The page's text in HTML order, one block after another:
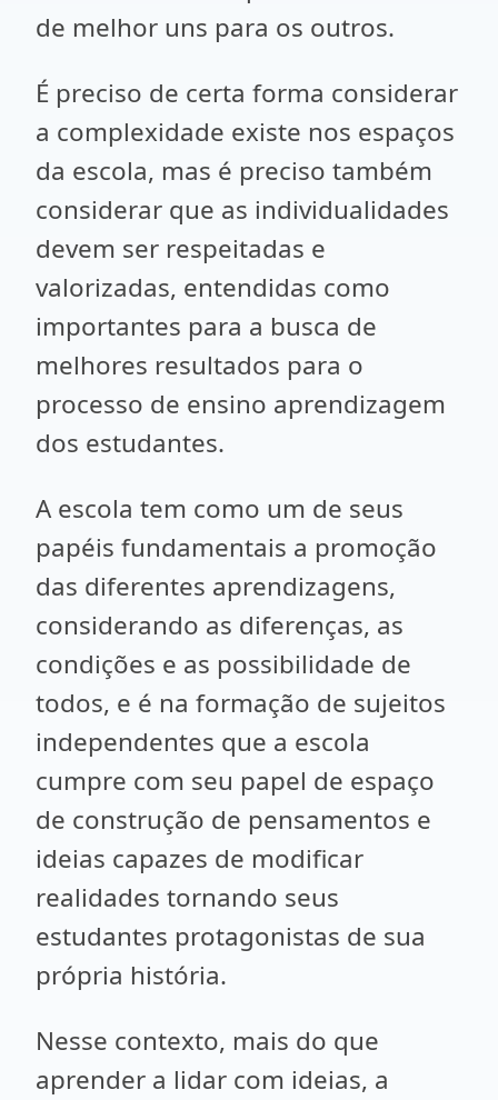
de melhor uns para os outros.
É preciso de certa forma considerar
a complexidade existe nos espaços
da escola, mas é preciso também
considerar que as individualidades
devem ser respeitadas e
valorizadas, entendidas como
importantes para a busca de
melhores resultados para o
processo de ensino aprendizagem
dos estudantes.
A escola tem como um de seus
papéis fundamentais a promoção
das diferentes aprendizagens,
considerando as diferenças, as
condições e as possibilidade de
todos, e é na formação de sujeitos
independentes que a escola
cumpre com seu papel de espaço
de construção de pensamentos e
ideias capazes de modificar
realidades tornando seus
estudantes protagonistas de sua
própria história.
Nesse contexto, mais do que
aprender a lidar com ideias, a